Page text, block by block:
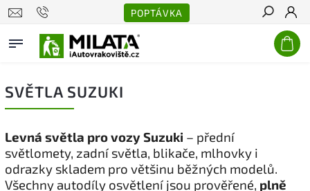
POPTÁVKA
Hledat
SVĚTLA SUZUKI
Levná světla pro vozy Suzuki – přední
světlomety, zadní světla, blikače, mlhovky i
odrazky skladem pro většinu běžných modelů.
Všechny autodíly osvětlení jsou prověřené, plně